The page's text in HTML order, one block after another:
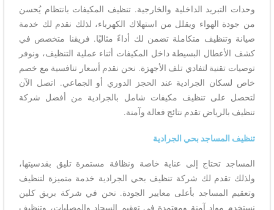
وحدات التبريد الداخلية والخارجية. تنظيف المكيفات بانتظام يُحسن
من جودة الهواء ويقلل من استهلاك الكهرباء، لذلك نقدم لك خدمة
صيانة وتنظيف متكاملة تضمن لك أداءً مثاليًا. فريقنا متخصص في
كشف الأعطال البسيطة داخل المكيفات أثناء عملية التنظيف، ونوفر
توصيات تقنية لتفادي تلف الأجهزة. نحن نقدم أسعار تنافسية مع خصم
خاص لسكان الجرادية عند الحجز الدوري أو الجماعي. اتصل الآن
لتحصل على تنظيف مكيفات شامل بالجرادية من أفضل شركة
تنظيف بالرياض تقدم نتائج فعالة وآمنة.
تنظيف المساجد بحي الجرادية
المساجد تحتاج إلى عناية خاصة ونظافة مستمرة تليق بقدسيتها،
ولذلك تقدم لك شركة تنظيف بحي الجرادية خدمة متميزة لتنظيف
وتعقيم المساجد بأعلى معايير الجودة. نحن في شركة بريق كلين
نستخدم مواد آمنة ومعتمدة في تعقيم السجاد والمصليات، وتنظيف